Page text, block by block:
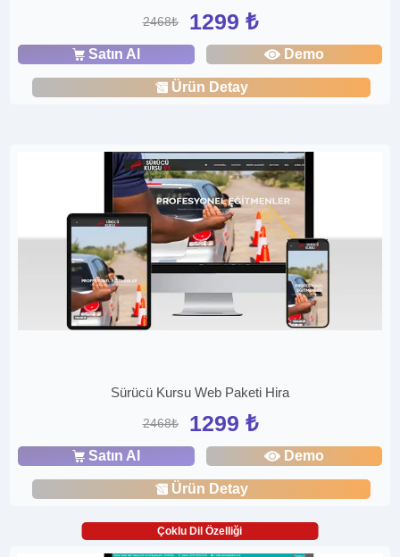
2468₺ 1299 ₺
Satın Al Demo
Ürün Detay
Sürücü Kursu Web Paketi Hira
2468₺ 1299 ₺
Satın Al Demo
Ürün Detay
Çoklu Dil Özelliği